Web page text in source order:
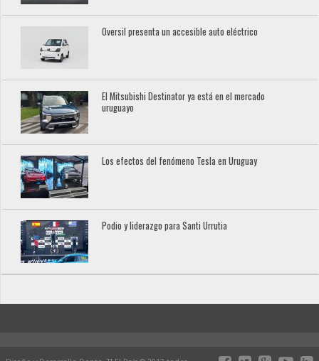
Oversil presenta un accesible auto eléctrico
El Mitsubishi Destinator ya está en el mercado
uruguayo
Los efectos del fenómeno Tesla en Uruguay
Podio y liderazgo para Santi Urrutia